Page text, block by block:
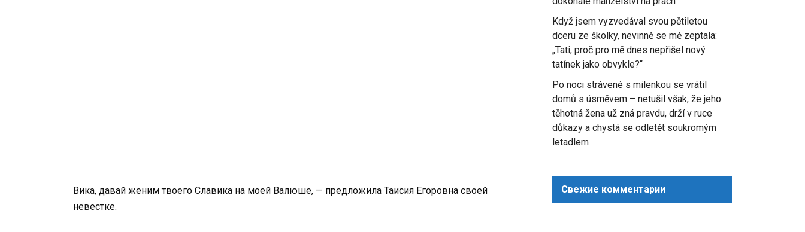
Вика, давай женим твоего Славика на моей Валюше, — предложила Таисия Егоровна своей
невестке.
Když jsem vyzvedával svou pětiletou
dceru ze školky, nevinně se mě zeptala:
„Tati, proč pro mě dnes nepřišel nový
tatínek jako obvykle?“
Po noci strávené s milenkou se vrátil
domů s úsměvem – netušil však, že jeho
těhotná žena už zná pravdu, drží v ruce
důkazy a chystá se odletět soukromým
letadlem
Свежие комментарии